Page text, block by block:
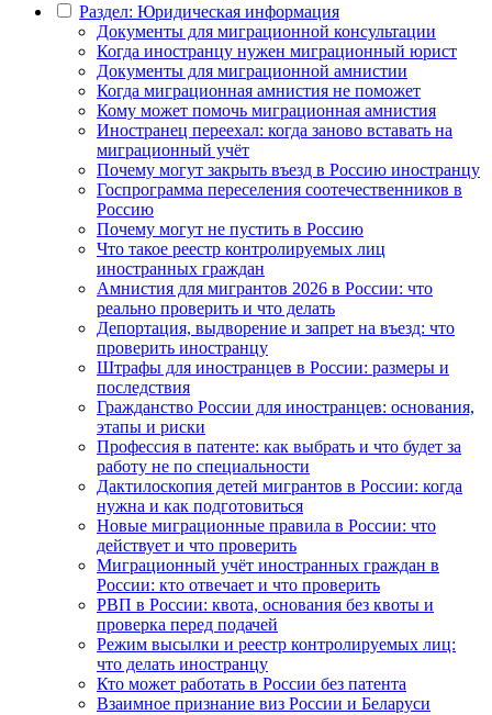
Раздел: Юридическая информация
Документы для миграционной консультации
Когда иностранцу нужен миграционный юрист
Документы для миграционной амнистии
Когда миграционная амнистия не поможет
Кому может помочь миграционная амнистия
Иностранец переехал: когда заново вставать на
миграционный учёт
Почему могут закрыть въезд в Россию иностранцу
Госпрограмма переселения соотечественников в
Россию
Почему могут не пустить в Россию
Что такое реестр контролируемых лиц
иностранных граждан
Амнистия для мигрантов 2026 в России: что
реально проверить и что делать
Депортация, выдворение и запрет на въезд: что
проверить иностранцу
Штрафы для иностранцев в России: размеры и
последствия
Гражданство России для иностранцев: основания,
этапы и риски
Профессия в патенте: как выбрать и что будет за
работу не по специальности
Дактилоскопия детей мигрантов в России: когда
нужна и как подготовиться
Новые миграционные правила в России: что
действует и что проверить
Миграционный учёт иностранных граждан в
России: кто отвечает и что проверить
РВП в России: квота, основания без квоты и
проверка перед подачей
Режим высылки и реестр контролируемых лиц:
что делать иностранцу
Кто может работать в России без патента
Взаимное признание виз России и Беларуси